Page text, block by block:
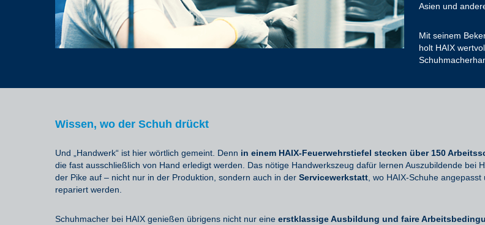
Asien und
Mit seinem
holt HAIX
Wissen, wo der Schuh drückt
Und „Handwerk“ ist hier wörtlich gemeint. Denn in einem HAIX-Feuerwehrstiefel stecken über 150
die fast ausschließlich von Hand erledigt werden. Das nötige Handwerkszeug dafür lernen Auszubildende bei
der Pike auf – nicht nur in der Produktion, sondern auch in derServicewerkstatt, wo HAIX-Schuhe angepasst
repariert werden.
Schuhmacher bei HAIX genießen übrigens nicht nur eineerstklassige Ausbildung und faire